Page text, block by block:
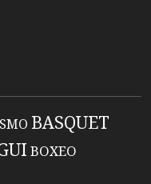
BASQUET
BOXEO